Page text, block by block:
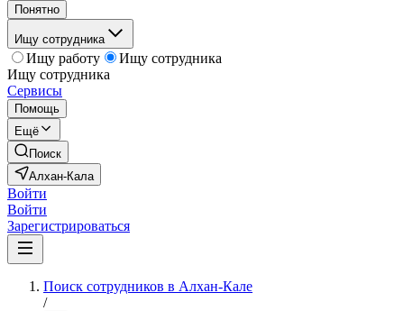
Понятно
Ищу сотрудника
Ищу работу
Ищу сотрудника
Ищу сотрудника
Сервисы
Помощь
Ещё
Поиск
Алхан-Кала
Войти
Войти
Зарегистрироваться
Поиск сотрудников в Алхан-Кале
/